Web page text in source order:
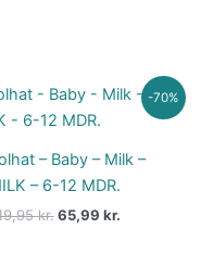
-70%
– Baby – Milk –
– 6-12 MDR.
kr.
Den
oprindelige
pris
219,95 kr..
65,99 kr.
Den
aktuelle
65,99 kr..